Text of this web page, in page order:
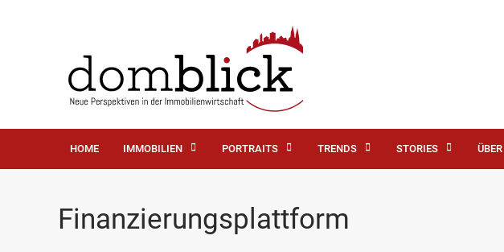
HOME IMMOBILIEN PORTRAITS TRENDS STORIES
Finanzierungsplattform